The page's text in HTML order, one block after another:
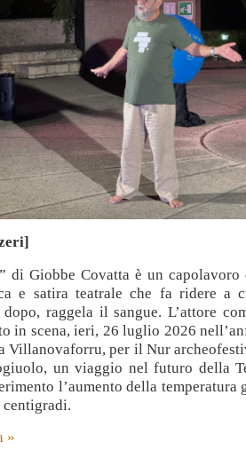
di Giobbe Covatta è un
e satira teatrale che fa ridere a
dopo, raggela il sangue. L’attore
in scena, ieri, 26 luglio 2026
Villanovaforru, per il Nur
un viaggio nel futuro della
l’aumento della temperatura
centigradi.
»